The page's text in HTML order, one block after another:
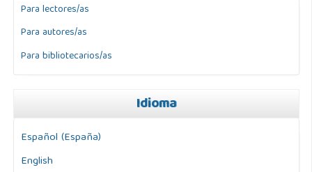
Para lectores/as
Para autores/as
Para bibliotecarios/as
Idioma
Español (España)
English